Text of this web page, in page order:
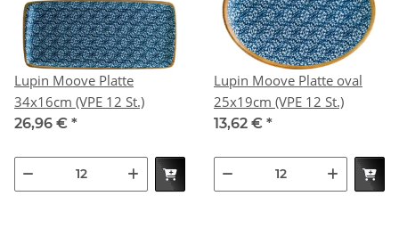
Lupin Moove Platte
34x16cm (VPE 12 St.)
26,96 € *
Lupin Moove Platte oval
25x19cm (VPE 12 St.)
13,62 € *